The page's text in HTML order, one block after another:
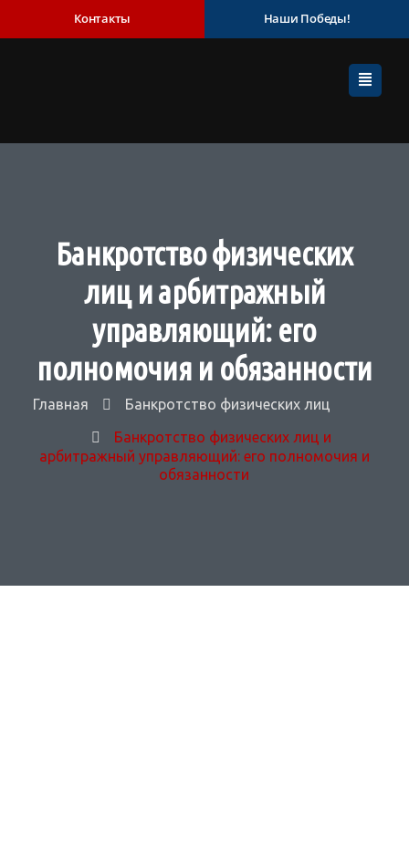
Контакты Наши Победы!
Банкротство физических
лиц и арбитражный
управляющий: его
полномочия и обязанности
Главная
Банкротство физических лиц
Банкротство физических лиц и
арбитражный управляющий: его полномочия и
обязанности